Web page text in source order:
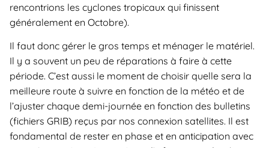
rencontrions les cyclones tropicaux qui finissent
généralement en Octobre).
Il faut donc gérer le gros temps et ménager le matériel.
Il y a souvent un peu de réparations à faire à cette
période. C’est aussi le moment de choisir quelle sera la
meilleure route à suivre en fonction de la météo et de
l’ajuster chaque demi-journée en fonction des bulletins
(fichiers GRIB) reçus par nos connexion satellites. Il est
fondamental de rester en phase et en anticipation avec